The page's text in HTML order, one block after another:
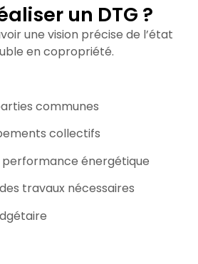
un DTG ?
une vision précise de l’état
en copropriété.
communes
collectifs
performance énergétique
travaux nécessaires